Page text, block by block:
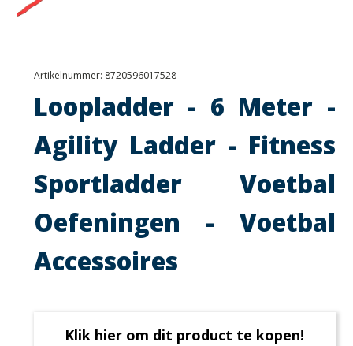
Artikelnummer: 8720596017528
Loopladder - 6 Meter -
Agility Ladder - Fitness
Sportladder Voetbal
Oefeningen - Voetbal
Accessoires
Klik hier om dit product te kopen!